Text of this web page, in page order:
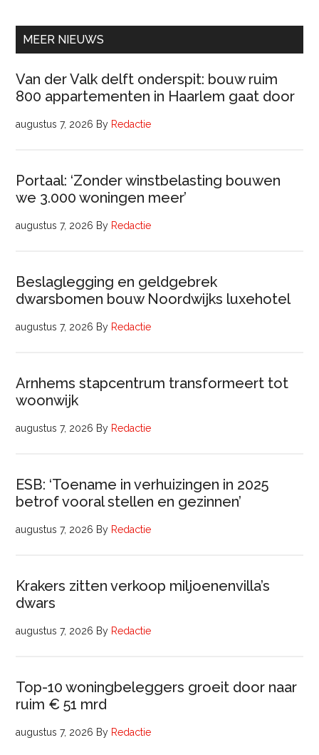
uur)
MEER NIEUWS
Van der Valk delft onderspit: bouw ruim
800 appartementen in Haarlem gaat door
augustus 7, 2026 By Redactie
Portaal: ‘Zonder winstbelasting bouwen
we 3.000 woningen meer’
augustus 7, 2026 By Redactie
Beslaglegging en geldgebrek
dwarsbomen bouw Noordwijks luxehotel
augustus 7, 2026 By Redactie
Arnhems stapcentrum transformeert tot
woonwijk
augustus 7, 2026 By Redactie
ESB: ‘Toename in verhuizingen in 2025
betrof vooral stellen en gezinnen’
augustus 7, 2026 By Redactie
Krakers zitten verkoop miljoenenvilla’s
dwars
augustus 7, 2026 By Redactie
Top-10 woningbeleggers groeit door naar
ruim € 51 mrd
augustus 7, 2026 By Redactie